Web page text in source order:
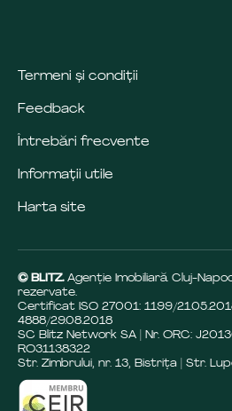
Termeni și condiții
Feedback
Întrebări frecvente
Informații utile
Harta site
© BLITZ. Agenție Imobiliară Cluj-
rezervate.
Certificat ISO 27001: 1199/
4888/29.08.2018
SC Blitz Network SA | Nr. ORC:
RO31138322
Str. Zimbrului, nr. 13, Bistrița | Str.